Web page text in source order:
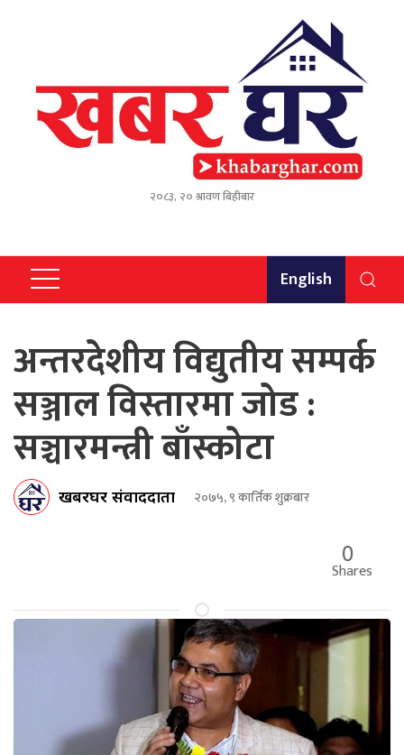
२०८३, २० श्रावण बिहीबार
English
अन्तरदेशीय विद्युतीय सम्पर्क
सञ्जाल विस्तारमा जोड :
सञ्चारमन्त्री बाँस्कोटा
खबरघर संवाददाता २०७५, ९ कार्तिक शुक्रबार
0
Shares